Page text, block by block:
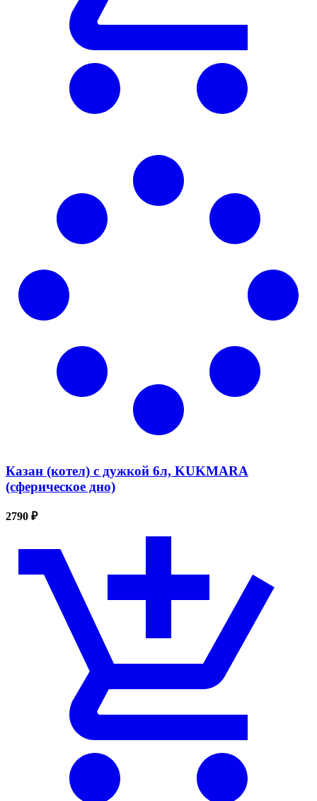
Казан (котел) с дужкой 6л, KUKMARA
(сферическое дно)
2790 ₽